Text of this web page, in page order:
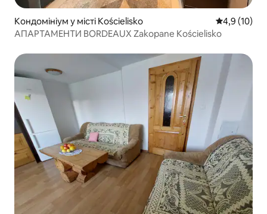
Кондомініум у місті Kościelisko Середня
4,9 (10)
АПАРТАМЕНТИ BORDEAUX Zakopane Kościelisko